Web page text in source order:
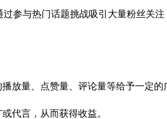
参与热门话题挑战吸引大量粉丝关
放量、点赞量、评论量等给予一定的
代言，从而获得收益。